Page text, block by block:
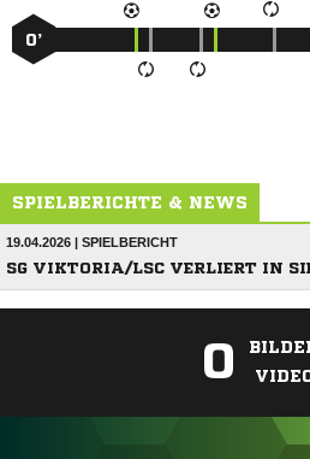
0’
SPIELBERICHTE & NEWS
19.04.2026 | SPIELBERICHT
SG VIKTORIA/LSC VERLIERT IN
0